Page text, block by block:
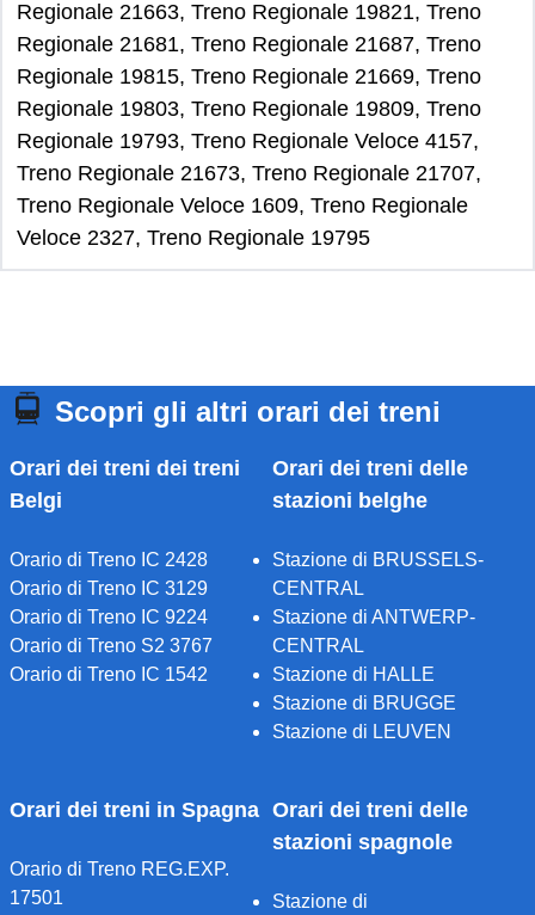
Regionale 21663, Treno Regionale 19821, Treno
Regionale 21681, Treno Regionale 21687, Treno
Regionale 19815, Treno Regionale 21669, Treno
Regionale 19803, Treno Regionale 19809, Treno
Regionale 19793, Treno Regionale Veloce 4157,
Treno Regionale 21673, Treno Regionale 21707,
Treno Regionale Veloce 1609, Treno Regionale
Veloce 2327, Treno Regionale 19795
Scopri gli altri orari dei treni
Orari dei treni dei treni
Belgi
Orario di Treno IC 2428
Orario di Treno IC 3129
Orario di Treno IC 9224
Orario di Treno S2 3767
Orario di Treno IC 1542
Orari dei treni delle
stazioni belghe
Stazione di BRUSSELS-
CENTRAL
Stazione di ANTWERP-
CENTRAL
Stazione di HALLE
Stazione di BRUGGE
Stazione di LEUVEN
Orari dei treni in Spagna
Orario di Treno REG.EXP.
17501
Orari dei treni delle
stazioni spagnole
Stazione di